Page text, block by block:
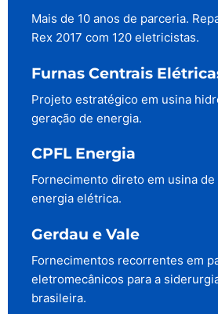
Mais de 10 anos de parceria.
Rex 2017 com 120 eletricistas.
Furnas Centrais
Projeto estratégico em usina
geração de energia.
CPFL Energia
Fornecimento direto em usina de
energia elétrica.
Gerdau e Vale
Fornecimentos recorrentes em
eletromecânicos para a
brasileira.